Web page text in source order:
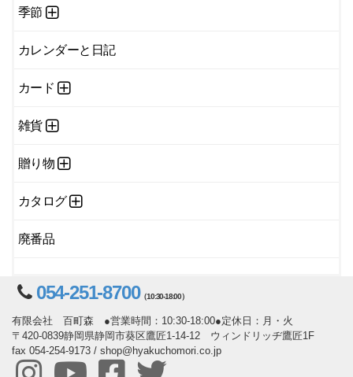
季節
カレンダーと日記
カード
雑貨
贈り物
カタログ
廃番品
054-251-8700（10:30-18:00）
有限会社 百町森 ●営業時間：10:30-18:00●定休日：月・火
〒420-0839静岡県静岡市葵区鷹匠1-14-12 ウィンドリッヂ鷹匠1F
fax 054-254-9173 / shop@hyakuchomori.co.jp